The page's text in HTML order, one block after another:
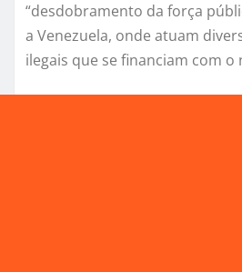
“desdobramento da força
a Venezuela, onde atuam
ilegais que se financiam com